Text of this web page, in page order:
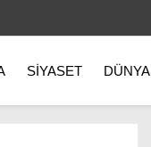
SIYASET DÜNYA